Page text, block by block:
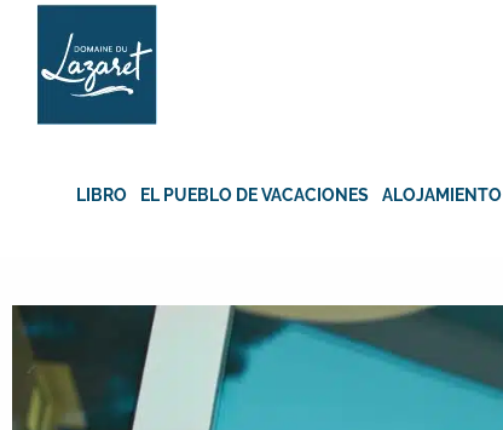
Skip
content
LIBRO EL PUEBLO DE VACACIONES ALOJAMIENTO